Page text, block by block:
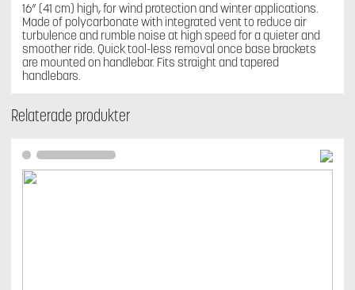
16” (41 cm) high, for wind protection and winter applications.
Made of polycarbonate with integrated vent to reduce air
turbulence and rumble noise at high speed for a quieter and
smoother ride. Quick tool-less removal once base brackets
are mounted on handlebar. Fits straight and tapered
handlebars.
Relaterade produkter